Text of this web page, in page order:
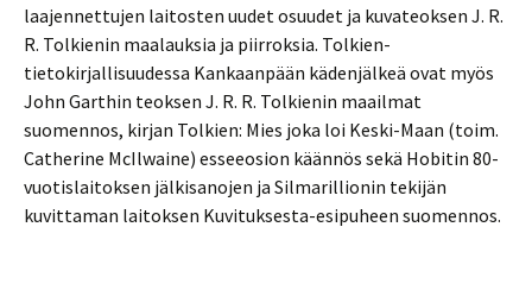
laajennettujen laitosten uudet osuudet ja kuvateoksen J. R.
R. Tolkienin maalauksia ja piirroksia. Tolkien-
tietokirjallisuudessa Kankaanpään kädenjälkeä ovat myös
John Garthin teoksen J. R. R. Tolkienin maailmat
suomennos, kirjan Tolkien: Mies joka loi Keski-Maan (toim.
Catherine McIlwaine) esseeosion käännös sekä Hobitin 80-
vuotislaitoksen jälkisanojen ja Silmarillionin tekijän
kuvittaman laitoksen Kuvituksesta-esipuheen suomennos.